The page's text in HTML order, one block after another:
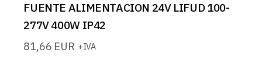
FUENTE ALIMENTACION 24V LIFUD 100-
277V 400W IP42
81,66 EUR +IVA